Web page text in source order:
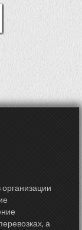
а